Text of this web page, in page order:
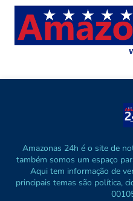
Amazonas 24h é o site de
também somos um espaço
Aqui tem informação de
principais temas são política,